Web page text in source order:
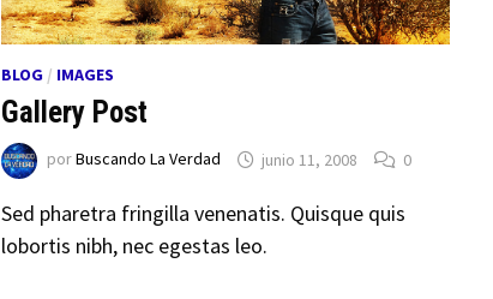
BLOG / IMAGES
Gallery Post
porBuscando La Verdad junio 11, 2008 0
Sed pharetra fringilla venenatis. Quisque quis
lobortis nibh, nec egestas leo.